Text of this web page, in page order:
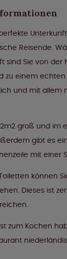
Reisende.
sind Sie von
zu einem echten
und mit allem
groß und im
gibt es
mit einer
können
Dieses ist
zum Kochen